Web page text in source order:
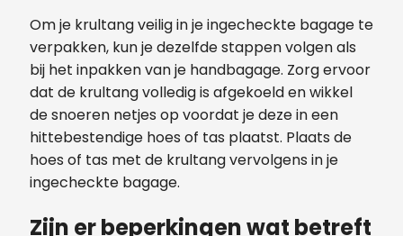
Om je krultang veilig in je ingecheckte bagage te
verpakken, kun je dezelfde stappen volgen als
bij het inpakken van je handbagage. Zorg ervoor
dat de krultang volledig is afgekoeld en wikkel
de snoeren netjes op voordat je deze in een
hittebestendige hoes of tas plaatst. Plaats de
hoes of tas met de krultang vervolgens in je
ingecheckte bagage.
Zijn er beperkingen wat betreft